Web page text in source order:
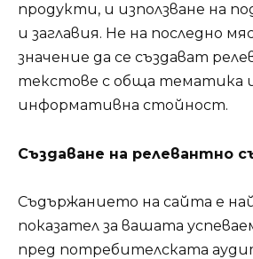
продукти, и използване на
и заглавия. Не на последно
значение да се създават
текстове с обща тематика
информативна стойност.
Създаване на релевантно
Съдържанието на сайта е
показател за вашата
пред потребителската